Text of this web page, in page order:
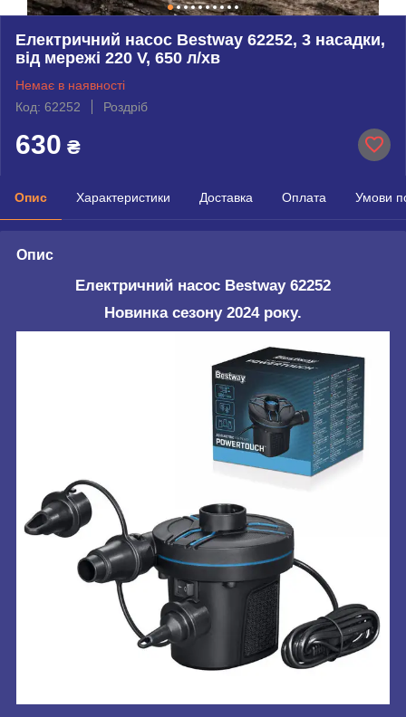
Електричний насос Bestway 62252, 3 насадки,
від мережі 220 V, 650 л/хв
Немає в наявності
Код: 62252
Роздріб
630 ₴
Опис Характеристики Доставка Оплата Умови
Опис
Електричний насос Bestway 62252
Новинка сезону 2024 року.